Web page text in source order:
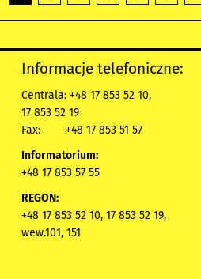
Informacje telefoniczne:
Centrala: +48 17 853 52 10,
17 853 52 19
Fax:
+48 17 853 51 57
Informatorium:
+48 17 853 57 55
REGON:
+48 17 853 52 10, 17 853 52 19,
wew.101, 151